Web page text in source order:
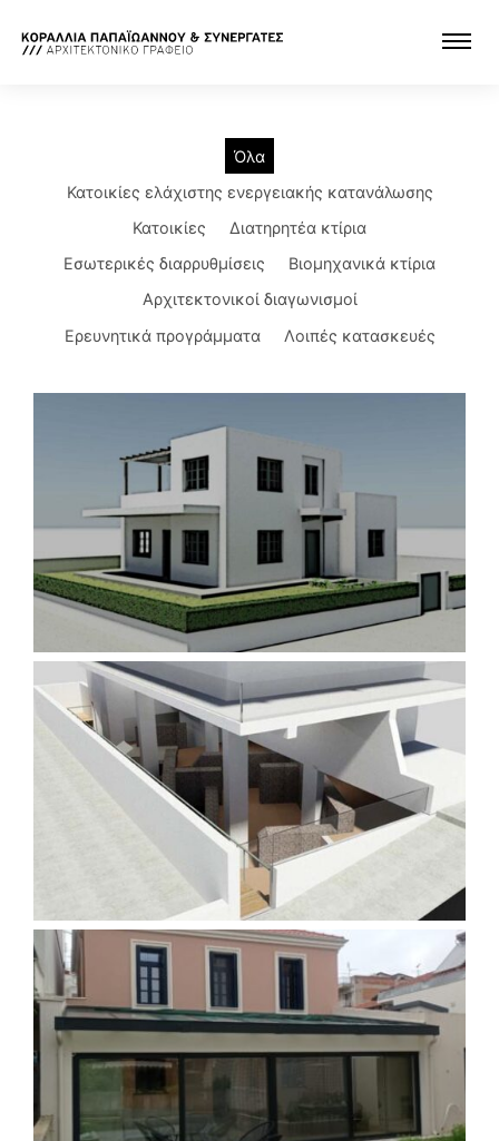
Όλα
Κατοικίες ελάχιστης ενεργειακής κατανάλωσης
Κατοικίες
Διατηρητέα κτίρια
Εσωτερικές διαρρυθμίσεις
Βιομηχανικά κτίρια
Αρχιτεκτονικοί διαγωνισμοί
Ερευνητικά προγράμματα
Λοιπές κατασκευές